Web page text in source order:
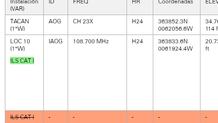
(VAR)
TACAN
(1°W)
AOG CH 23X H24
363852.3N
0062056.6W
114
LOC 10
(1°W)
ILS CAT I
IAOG 108.700 MHz H24
363833.6N
0061924.4W
ft
ILS CAT I